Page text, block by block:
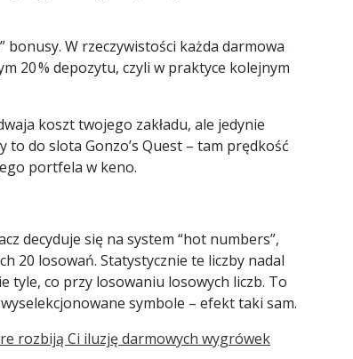
W rzeczywistości każda darmowa
20 % depozytu, czyli w praktyce kolejnym
koszt twojego zakładu, ale jedynie
do slota Gonzo’s Quest – tam prędkość
portfela w keno.
decyduje się na system “hot numbers”,
20 losowań. Statystycznie te liczby nadal
tyle, co przy losowaniu losowych liczb. To
symbole – efekt taki sam.
rozbiją Ci iluzję darmowych wygrówek